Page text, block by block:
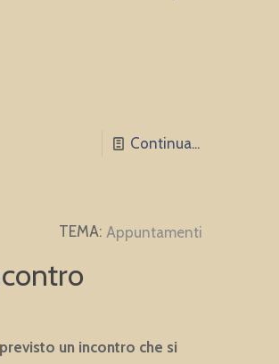
Continua...
Appuntamenti
un incontro che si